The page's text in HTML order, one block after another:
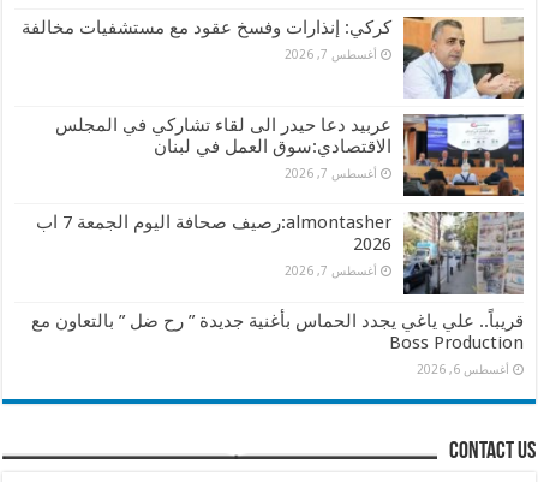
كركي: إنذارات وفسخ عقود مع مستشفيات مخالفة
أغسطس 7, 2026
عربيد دعا حيدر الى لقاء تشاركي في المجلس
الاقتصادي:سوق العمل في لبنان
أغسطس 7, 2026
almontasher:رصيف صحافة اليوم الجمعة 7 اب
2026
أغسطس 7, 2026
قريباً.. علي ياغي يجدد الحماس بأغنية جديدة ” رح ضل ” بالتعاون مع
Boss Production
أغسطس 6, 2026
contact us